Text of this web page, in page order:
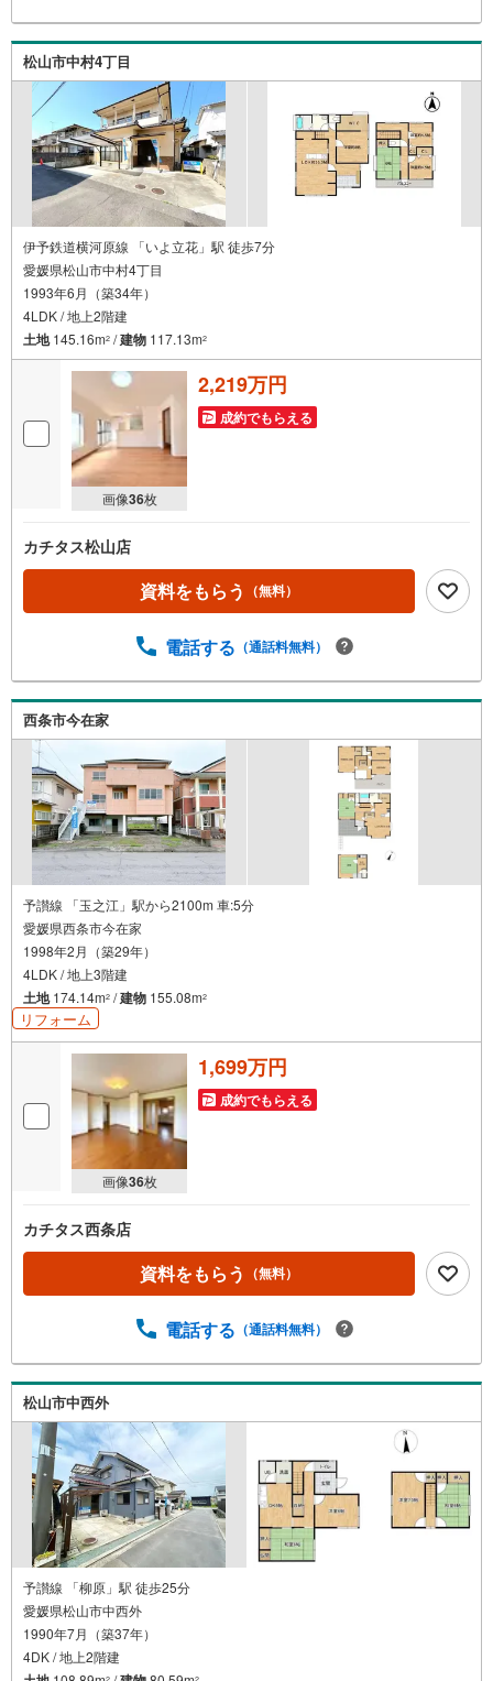
松山市中村4丁目
伊予鉄道横河原線 「いよ立花」駅 徒歩7分
愛媛県松山市中村4丁目
1993年6月（築34年）
4LDK / 地上2階建
土地145.16m2 /建物 117.13m2
画像36枚
2,219万円
成約でもらえる
カチタス松山店
資料をもらう （無料）
電話する （通話料無料）
西条市今在家
予讃線 「玉之江」駅から2100m 車:5分
愛媛県西条市今在家
1998年2月（築29年）
4LDK / 地上3階建
土地174.14m2 /建物 155.08m2
リフォーム
画像36枚
1,699万円
成約でもらえる
カチタス西条店
資料をもらう （無料）
電話する （通話料無料）
松山市中西外
予讃線 「柳原」駅 徒歩25分
愛媛県松山市中西外
1990年7月（築37年）
4DK / 地上2階建